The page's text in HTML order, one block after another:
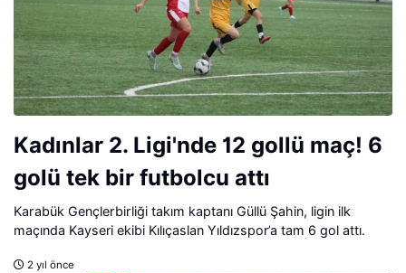
Kadınlar 2. Ligi'nde 12 gollü maç! 6
golü tek bir futbolcu attı
Karabük Gençlerbirliği takım kaptanı Güllü Şahin, ligin ilk
maçında Kayseri ekibi Kılıçaslan Yıldızspor’a tam 6 gol attı.
2 yıl önce